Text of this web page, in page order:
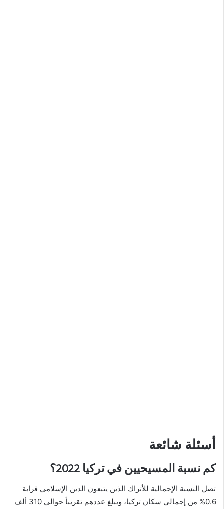
أسئلة شائعة
كم نسبة المسيحيين في تركيا 2022؟
تصل النسبة الإجمالية للأتراك الذين يتبعون الدين الإسلامي قرابة
0.6% من إجمالي سكان تركيا، ويبلغ عددهم تقريباً حوالي 310 ألف